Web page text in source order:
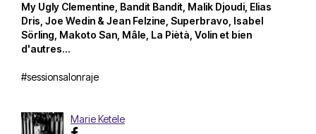
My Ugly Clementine, Bandit Bandit, Malik Djoudi, Elias
Dris, Joe Wedin & Jean Felzine, Superbravo, Isabel
Sörling, Makoto San, Mâle, La Piètà, Volin et bien
d'autres...
#sessionsalonraje
Marie Ketele